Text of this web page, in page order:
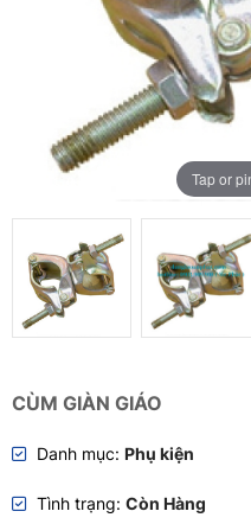
Tap or
CÙM GIÀN GIÁO
Danh mục: Phụ kiện
Tình trạng: Còn Hàng